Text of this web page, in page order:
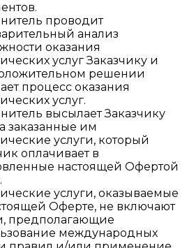
проводит
анализ
оказания
услуг Заказчику и
решении
процесс оказания
услуг.
высылает Заказчику
заказанные им
услуги, который
оплачивает в
настоящей Офертой
услуги, оказываемые
Оферте, не включают
предполагающие
международных